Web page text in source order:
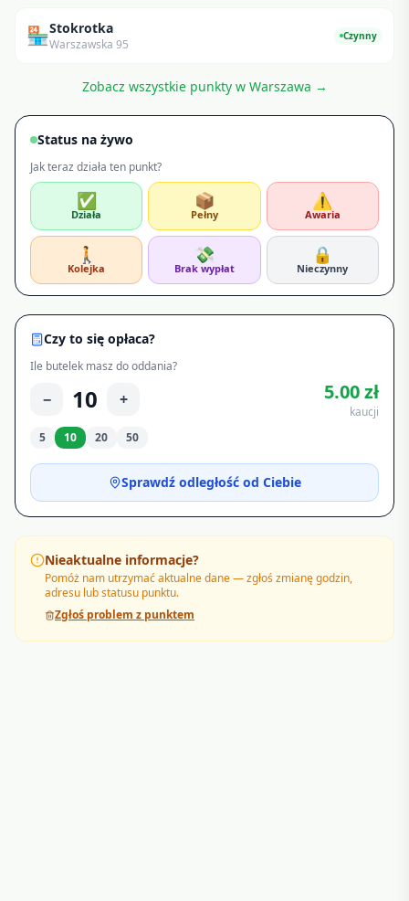
🏪Stokrotka
Warszawska 95
Czynny
Zobacz wszystkie punkty w Warszawa →
Status na żywo
Jak teraz działa ten punkt?
✅
Działa
📦
Pełny
⚠️
Awaria
🚶
Kolejka
💸
Brak wypłat
🔒
Nieczynny
Czy to się opłaca?
Ile butelek masz do oddania?
− 10 + 5.00zł
kaucji
5
10 20 50
Sprawdź odległość od Ciebie
Nieaktualne informacje?
Pomóż nam utrzymać aktualne dane — zgłoś zmianę godzin,
adresu lub statusu punktu.
Zgłoś problem z punktem